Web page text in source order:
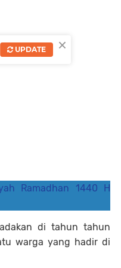
Ramadhan 1440 H
di tahun tahun
warga yang hadir di
×
UPDATE